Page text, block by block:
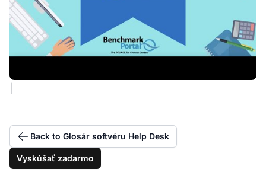
Back to Glosár softvéru Help Desk
Vyskúšať zadarmo